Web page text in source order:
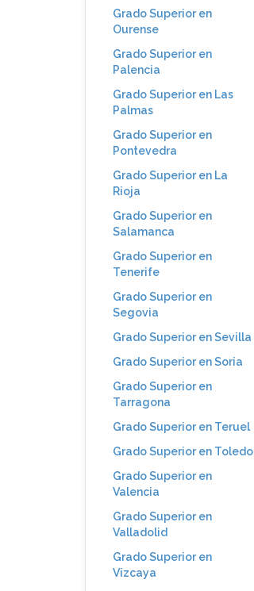
Grado Superior en
Ourense
Grado Superior en
Palencia
Grado Superior en Las
Palmas
Grado Superior en
Pontevedra
Grado Superior en La
Rioja
Grado Superior en
Salamanca
Grado Superior en
Tenerife
Grado Superior en
Segovia
Grado Superior en Sevilla
Grado Superior en Soria
Grado Superior en
Tarragona
Grado Superior en Teruel
Grado Superior en Toledo
Grado Superior en
Valencia
Grado Superior en
Valladolid
Grado Superior en
Vizcaya